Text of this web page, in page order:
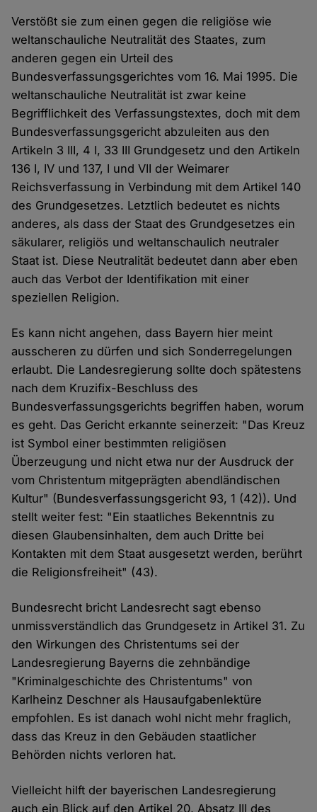
Verstößt sie zum einen gegen die religiöse wie
weltanschauliche Neutralität des Staates, zum
anderen gegen ein Urteil des
Bundesverfassungsgerichtes vom 16. Mai 1995. Die
weltanschauliche Neutralität ist zwar keine
Begrifflichkeit des Verfassungstextes, doch mit dem
Bundesverfassungsgericht abzuleiten aus den
Artikeln 3 III, 4 I, 33 III Grundgesetz und den Artikeln
136 I, IV und 137, I und VII der Weimarer
Reichsverfassung in Verbindung mit dem Artikel 140
des Grundgesetzes. Letztlich bedeutet es nichts
anderes, als dass der Staat des Grundgesetzes ein
säkularer, religiös und weltanschaulich neutraler
Staat ist. Diese Neutralität bedeutet dann aber eben
auch das Verbot der Identifikation mit einer
speziellen Religion.
Es kann nicht angehen, dass Bayern hier meint
ausscheren zu dürfen und sich Sonderregelungen
erlaubt. Die Landesregierung sollte doch spätestens
nach dem Kruzifix-Beschluss des
Bundesverfassungsgerichts begriffen haben, worum
es geht. Das Gericht erkannte seinerzeit: "Das Kreuz
ist Symbol einer bestimmten religiösen
Überzeugung und nicht etwa nur der Ausdruck der
vom Christentum mitgeprägten abendländischen
Kultur" (Bundesverfassungsgericht 93, 1 (42)). Und
stellt weiter fest: "Ein staatliches Bekenntnis zu
diesen Glaubensinhalten, dem auch Dritte bei
Kontakten mit dem Staat ausgesetzt werden, berührt
die Religionsfreiheit" (43).
Bundesrecht bricht Landesrecht sagt ebenso
unmissverständlich das Grundgesetz in Artikel 31. Zu
den Wirkungen des Christentums sei der
Landesregierung Bayerns die zehnbändige
"Kriminalgeschichte des Christentums" von
Karlheinz Deschner als Hausaufgabenlektüre
empfohlen. Es ist danach wohl nicht mehr fraglich,
dass das Kreuz in den Gebäuden staatlicher
Behörden nichts verloren hat.
Vielleicht hilft der bayerischen Landesregierung
auch ein Blick auf den Artikel 20, Absatz III des